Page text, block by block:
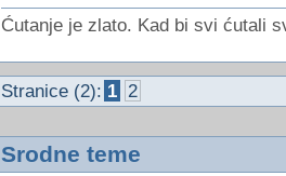
Ćutanje je zlato. Kad bi svi ćutali
Stranice (2): 1 2
Srodne teme